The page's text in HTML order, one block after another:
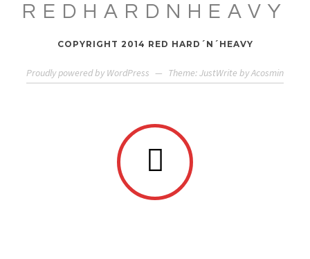
REDHARDNHEAVY
COPYRIGHT 2014 RED HARD´N´HEAVY
Proudly powered by WordPress — Theme: JustWrite byAcosmin